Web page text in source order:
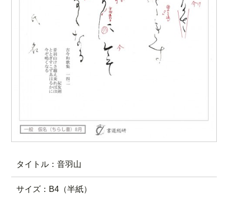
タイトル：音羽山
サイズ：B4（半紙）